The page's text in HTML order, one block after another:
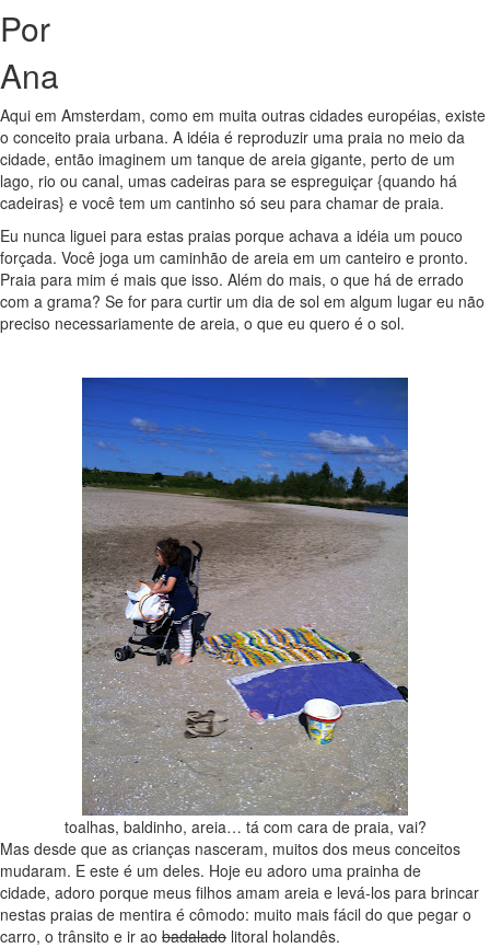
Por
Ana
Aqui em Amsterdam, como em muita outras cidades européias, existe
o conceito praia urbana. A idéia é reproduzir uma praia no meio da
cidade, então imaginem um tanque de areia gigante, perto de um
lago, rio ou canal, umas cadeiras para se espreguiçar {quando há
cadeiras} e você tem um cantinho só seu para chamar de praia.
Eu nunca liguei para estas praias porque achava a idéia um pouco
forçada. Você joga um caminhão de areia em um canteiro e pronto.
Praia para mim é mais que isso. Além do mais, o que há de errado
com a grama? Se for para curtir um dia de sol em algum lugar eu não
preciso necessariamente de areia, o que eu quero é o sol.
toalhas, baldinho, areia… tá com cara de praia, vai?
Mas desde que as crianças nasceram, muitos dos meus conceitos
mudaram. E este é um deles. Hoje eu adoro uma prainha de
cidade, adoro porque meus filhos amam areia e levá-los para brincar
nestas praias de mentira é cômodo: muito mais fácil do que pegar o
carro, o trânsito e ir ao badalado litoral holandês.